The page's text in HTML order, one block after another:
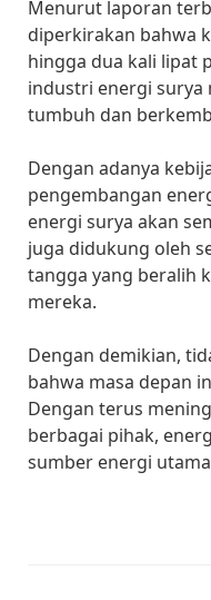
Menurut laporan
diperkirakan bahwa
hingga dua kali lipat
industri energi surya
tumbuh dan
Dengan adanya
pengembangan
energi surya akan
juga didukung oleh
tangga yang beralih
mereka.
Dengan demikian,
bahwa masa depan
Dengan terus
berbagai pihak,
sumber energi